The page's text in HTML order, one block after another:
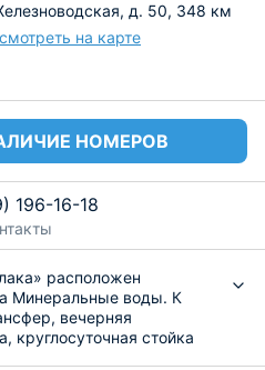
д. 50, 348 км
на карте
НОМЕРОВ
196-16-18
расположен
Минеральные воды. К
вечерняя
круглосуточная стойка